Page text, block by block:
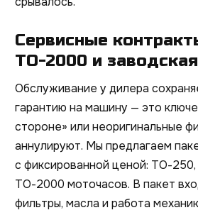
Сервисные
ТО-2000 и
Обслуживание у дилера
гарантию на машину — это
стороне» или неоригинальные
аннулируют. Мы предлагаем
с фиксированной ценой: ТО-
ТО-2000 моточасов. В пакет
фильтры, масла и работа